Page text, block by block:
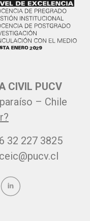
CIVIL PUCV
– Chile
32 227 3825